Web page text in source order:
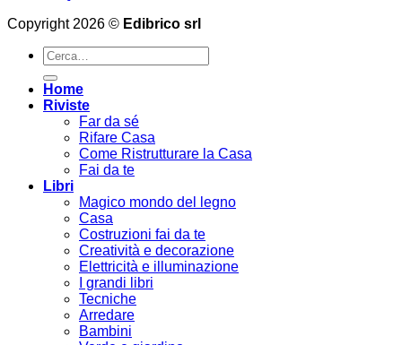
Copyright 2026 © Edibrico srl
Cerca:
Home
Riviste
Far da sé
Rifare Casa
Come Ristrutturare la Casa
Fai da te
Libri
Magico mondo del legno
Casa
Costruzioni fai da te
Creatività e decorazione
Elettricità e illuminazione
I grandi libri
Tecniche
Arredare
Bambini